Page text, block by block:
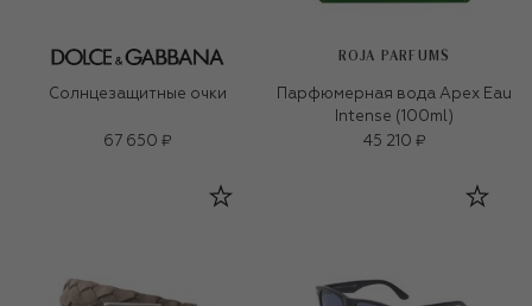
Солнцезащитные очки
67 650 ₽
ROJA PARFUMS
Парфюмерная вода Apex Eau
Intense (100ml)
45 210 ₽